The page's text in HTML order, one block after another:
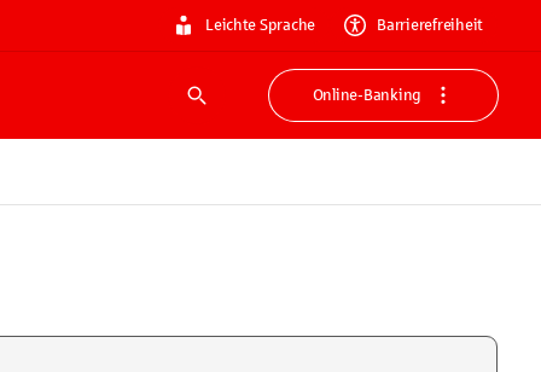
Leichte Sprache Barrierefreiheit
Suche
Online-Banking